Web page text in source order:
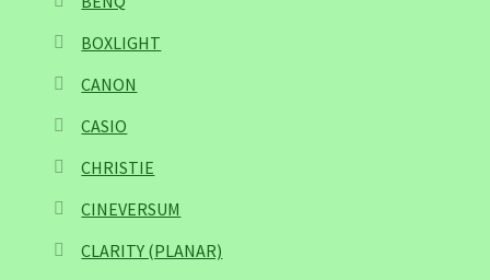
BOXLIGHT
CANON
CASIO
CHRISTIE
CINEVERSUM
CLARITY (PLANAR)